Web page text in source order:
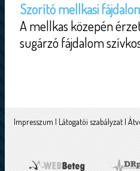
Szorító mellkasi
A mellkas közepén
sugárzó fájdalom
Impresszum | Látogatói szabályzat |